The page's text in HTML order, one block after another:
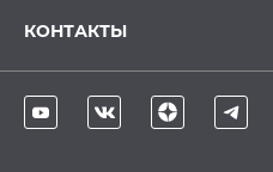
КОНТАКТЫ